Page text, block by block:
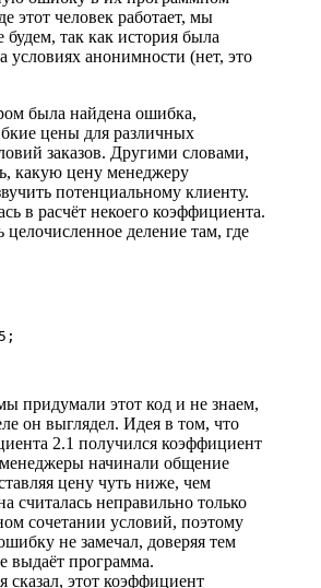
этот человек работает, мы
будем, так как история была
условиях анонимности (нет, это
была найдена ошибка,
цены для различных
заказов. Другими словами,
какую цену менеджеру
потенциальному клиенту.
в расчёт некоего коэффициента.
целочисленное деление там, где
придумали этот код и не знаем,
он выглядел. Идея в том, что
2.1 получился коэффициент
менеджеры начинали общение
цену чуть ниже, чем
считалась неправильно только
сочетании условий, поэтому
не замечал, доверяя тем
выдаёт программа.
сказал, этот коэффициент